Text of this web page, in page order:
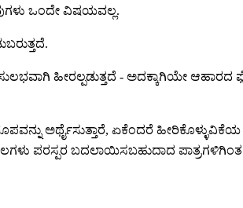
ಒಂದೇ ವಿಷಯವಲ್ಲ.
ಹೀರಲ್ಪಡುತ್ತದೆ - ಅದಕ್ಕಾಗಿಯೇ
ಅರ್ಥೈಸುತ್ತಾರೆ, ಏಕೆಂದರೆ ಹೀರಿಕೊಳ್ಳುವಿಕೆಯ
ಪರಸ್ಪರ ಬದಲಾಯಿಸಬಹುದಾದ ಪಾತ್ರಗಳಿಗಿಂತ